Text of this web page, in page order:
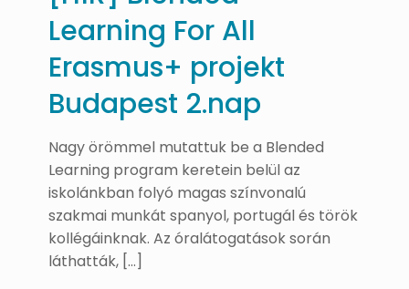
Learning For All
Erasmus+ projekt
Budapest 2.nap
Nagy örömmel mutattuk be a Blended
Learning program keretein belül az
iskolánkban folyó magas színvonalú
szakmai munkát spanyol, portugál és török
kollégáinknak. Az óralátogatások során
láthatták, […]